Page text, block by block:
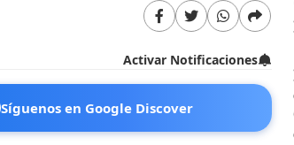
Activar Notificaciones
Síguenos en Google Discover